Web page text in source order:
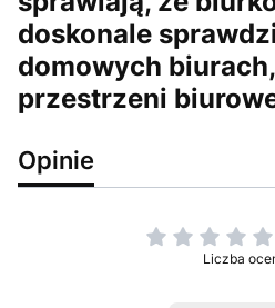
doskonale
domowych
przestrzeni
Opinie
Liczba